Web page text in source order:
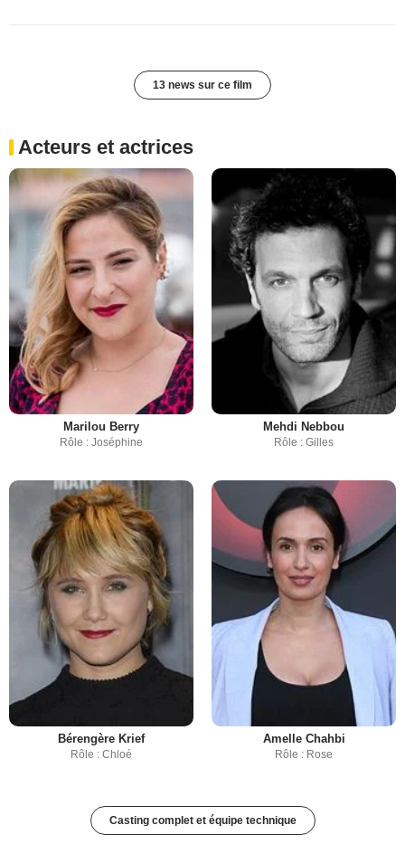
13 news sur ce film
Acteurs et actrices
Marilou Berry
Rôle : Joséphine
Mehdi Nebbou
Rôle : Gilles
Bérengère Krief
Rôle : Chloé
Amelle Chahbi
Rôle : Rose
Casting complet et équipe technique